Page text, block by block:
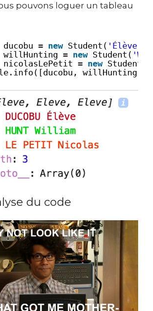
pouvons loguer un tableau
= new Student( 'Élève'
willHunting = new Student(
nicolasLePetit = new Student(
willHunting,
du code